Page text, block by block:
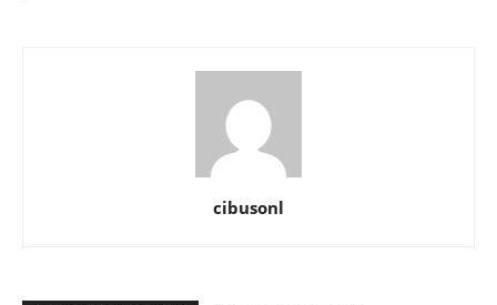
cibusonl